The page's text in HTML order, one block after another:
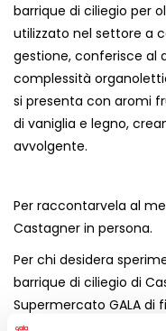
barrique di ciliegio per
utilizzato nel settore a
gestione, conferisce al
complessità
si presenta con aromi
di vaniglia e legno,
avvolgente.
Per raccontarvela al
Castagner in persona.
Per chi desidera
barrique di ciliegio di
Supermercato GALA di